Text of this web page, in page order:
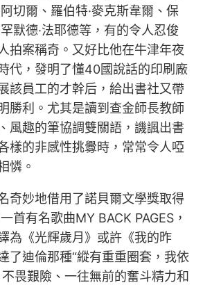
切爾、羅伯特·麥克斯韋爾、保
默德·法耶德等，有的令人忍俊
拍案稱奇。又好比他在牛津年夜
代，發明了懂40國說話的印刷廠
該員工的才幹后，給出書社又帶
勝利。尤其是讀到查金師長教師
風趣的筆協調雙關語，譏諷出書
樣的非感性挑釁時，常常令人啞
憐。
奇妙地借用了諾貝爾文學獎取得
首有名歌曲MY BACK PAGES，
為《光輝歲月》或許《我的昨
了迪倫那種“縱有重重圈套，我依
畏艱險、一往無前的奮斗精力和